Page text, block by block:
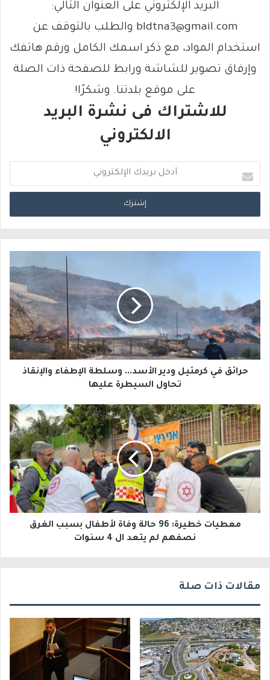
البريد الإلكتروني على العنوان التالي:
bldtna3@gmail.com والطلب بالتوقف عن
استخدام المواد، مع ذكر اسمك الكامل ورقم هاتفك
وإرفاق تصوير للشاشة ورابط للصفحة ذات الصلة
على موقع بلدتنا. وشكرًا!
للاشتراك فى نشرة البريد
الالكتروني
د
خ
ي
د
ك
ا
إ
ل
ك
ت
ر
و
حرائق في كرمئيل ودير الأسد... وسلطة الإطفاء والإنقاذ
تحاول السيطرة عليها
معطيات خطيرة: 96 حالة وفاة لأطفال بسبب الغرق
نصفهم لم يتعد ال 4 سنوات
مقالات ذات صلة